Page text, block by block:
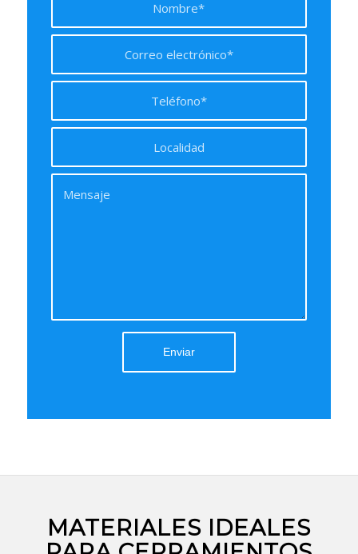
MATERIALES IDEALES